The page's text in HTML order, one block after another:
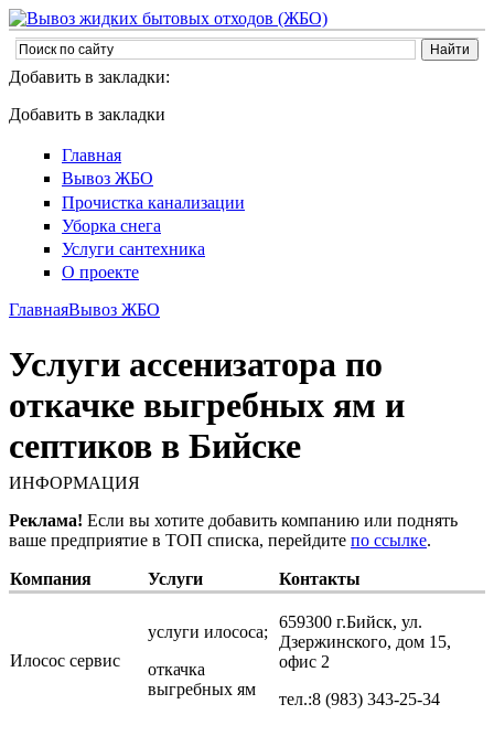
Добавить в закладки:
Добавить в закладки
Главная
Вывоз ЖБО
Прочистка канализации
Уборка снега
Услуги сантехника
О проекте
ГлавнаяВывоз ЖБО
Услуги ассенизатора по
откачке выгребных ям и
септиков в Бийске
ИНФОРМАЦИЯ
Реклама! Если вы хотите добавить компанию или поднять
ваше предприятие в ТОП списка, перейдите по ссылке.
Компания Услуги Контакты
Илосос сервис
услуги илососа;
откачка
выгребных ям
659300 г.Бийск, ул.
Дзержинского, дом 15,
офис 2
тел.:8 (983) 343-25-34